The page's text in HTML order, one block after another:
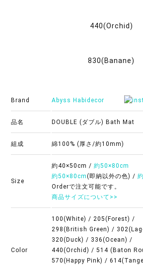
440(Orchid)
830(Banane)
Brand Abyss Habidecor
品名 DOUBLE (ダブル) Bath Mat
組成 綿100% (厚さ/約10mm)
Size
約40×50cm / 約50×80cm
約50×80cm(即納以外の色) /
Orderで注文可能です。
商品サイズについて>>
Color
100(White) / 205(Forest) /
298(British Green) /
320(Duck) / 336(Ocean) /
440(Orchid) / 514 (Baton
570(Happy Pink) /